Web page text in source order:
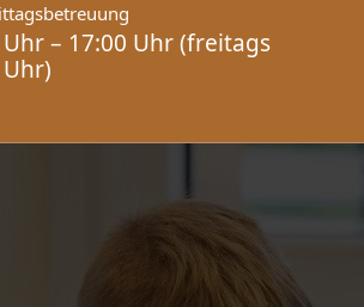
Uhr – 17:00 Uhr (freitags